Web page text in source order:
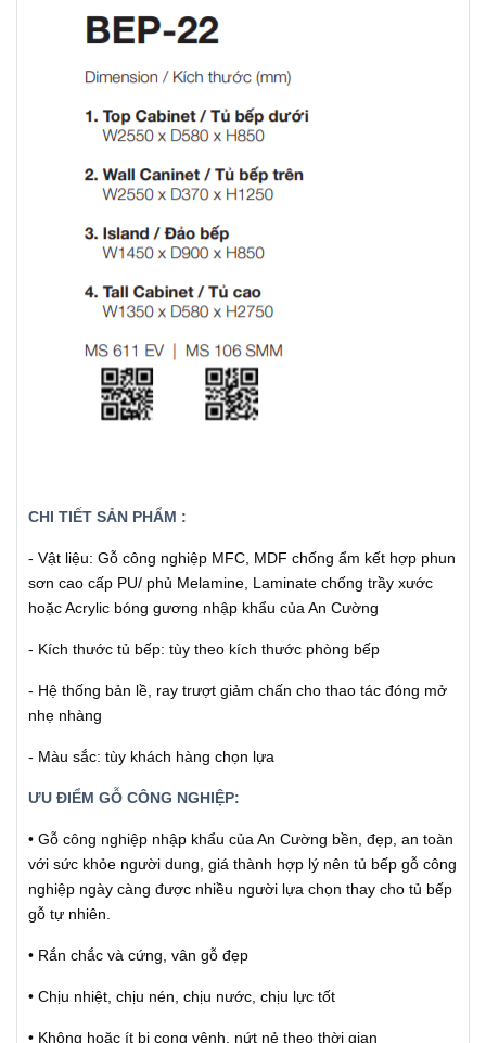
CHI TIẾT SẢN PHẨM :
- Vật liệu: Gỗ công nghiệp MFC, MDF chống ẩm kết hợp phun
sơn cao cấp PU/ phủ Melamine, Laminate chống trầy xước
hoặc Acrylic bóng gương nhập khẩu của An Cường
- Kích thước tủ bếp: tùy theo kích thước phòng bếp
- Hệ thống bản lề, ray trượt giảm chấn cho thao tác đóng mở
nhẹ nhàng
- Màu sắc: tùy khách hàng chọn lựa
ƯU ĐIỂM GỖ CÔNG NGHIỆP:
• Gỗ công nghiệp nhập khẩu của An Cường bền, đẹp, an toàn
với sức khỏe người dung, giá thành hợp lý nên tủ bếp gỗ công
nghiệp ngày càng được nhiều người lựa chọn thay cho tủ bếp
gỗ tự nhiên.
• Rắn chắc và cứng, vân gỗ đẹp
• Chịu nhiệt, chịu nén, chịu nước, chịu lực tốt
• Không hoặc ít bị cong vênh, nứt nẻ theo thời gian